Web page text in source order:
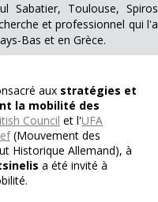
Sabatier, Toulouse, Spiros
et professionnel qui l'a
Bas et en Grèce.
aux stratégies et
la mobilité des
Council et l'UFA
(Mouvement des
Historique Allemand), à
a été invité à